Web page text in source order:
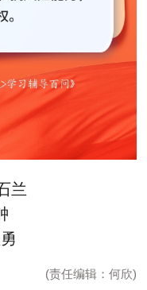
兰
(责任编辑：何欣)